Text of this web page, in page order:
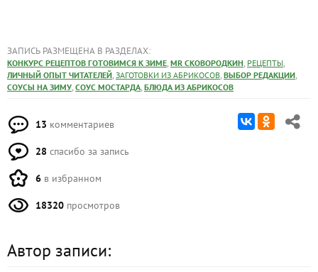
ЗАПИСЬ РАЗМЕЩЕНА В РАЗДЕЛАХ:
КОНКУРС РЕЦЕПТОВ ГОТОВИМСЯ К ЗИМЕ, MR СКОВОРОДКИН, РЕЦЕПТЫ,
ЛИЧНЫЙ ОПЫТ ЧИТАТЕЛЕЙ, ЗАГОТОВКИ ИЗ АБРИКОСОВ, ВЫБОР РЕДАКЦИИ,
СОУСЫ НА ЗИМУ, СОУС МОСТАРДА, БЛЮДА ИЗ АБРИКОСОВ
13 комментариев
28 спасибо за запись
6 в избранном
18320 просмотров
Автор записи: